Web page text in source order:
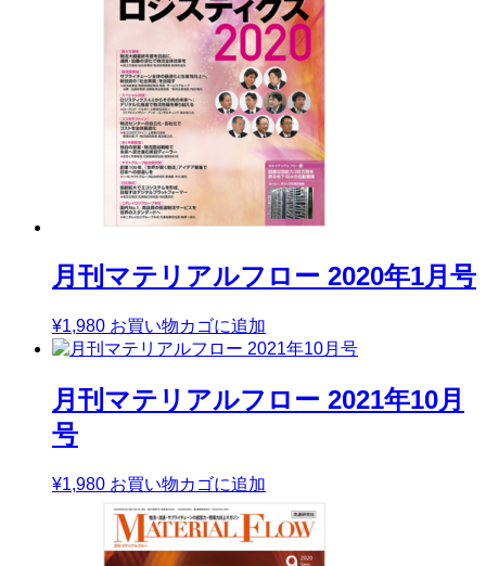
月刊マテリアルフロー 2020年1月号
¥1,980 お買い物カゴに追加
月刊マテリアルフロー 2021年10月
号
¥1,980 お買い物カゴに追加